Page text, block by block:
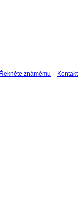
Řekněte známému Kontakt